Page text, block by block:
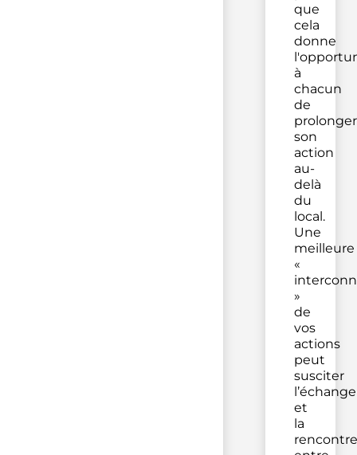
que
cela
donne
à
chacun
de
prolonger
son
action
au-
delà
du
local.
Une
meilleure
«
»
de
vos
actions
peut
susciter
l’échange
et
la
rencontre